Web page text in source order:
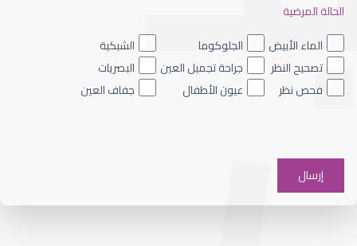
ضعف نظر العين اليسرى
الحالة المرضية
الماء الأبيض
الجلوكوما
الشبكية
تصحيح النظر
جراحة تجميل العين
البصريات
فحص نظر
عيون الأطفال جفاف العين